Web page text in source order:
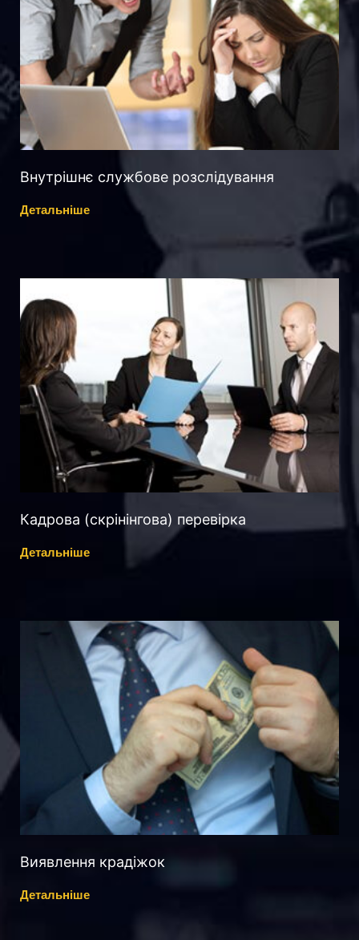
Внутрішнє службове розслідування
Детальніше
Кадрова (скрінінгова) перевірка
Детальніше
Виявлення крадіжок
Детальніше